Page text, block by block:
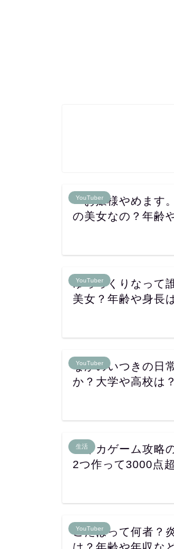
YouTuber
『お嬢様やめます
の美女なの？年齢
YouTuber
ゆっっくりなって
美女？年齢や身長
YouTuber
なかのいつきの日
か？大学や高校は？
生活
スイカゲーム攻略
2つ作って3000点
YouTuber
こたばって何者？